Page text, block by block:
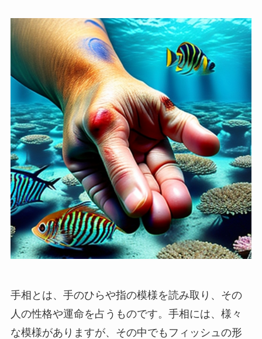
手相とは、手のひらや指の模様を読み取り、その
人の性格や運命を占うものです。手相には、様々
な模様がありますが、その中でもフィッシュの形